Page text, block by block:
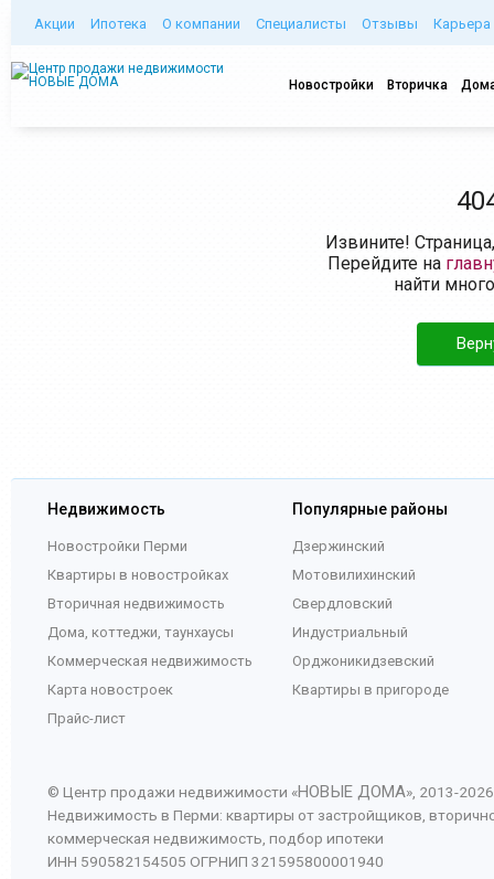
Акции Ипотека О компании Специалисты Отзывы Карьера
Новостройки Вторичка
Извините!
Перейдите на
найти
Недвижимость
Новостройки Перми
Квартиры в новостройках
Вторичная недвижимость
Дома, коттеджи, таунхаусы
Коммерческая недвижимость
Карта новостроек
Прайс-лист
Популярные районы
Дзержинский
Мотовилихинский
Свердловский
Индустриальный
Орджоникидзевский
Квартиры в пригороде
© Центр продажи недвижимости «НОВЫЕ ДОМА», 2013-2026
Недвижимость в Перми: квартиры от застройщиков,
коммерческая недвижимость, подбор ипотеки
ИНН 590582154505 ОГРНИП 321595800001940